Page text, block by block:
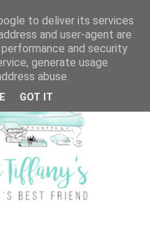
to deliver its services
and user-agent are
and security
generate usage
abuse.
GOT IT